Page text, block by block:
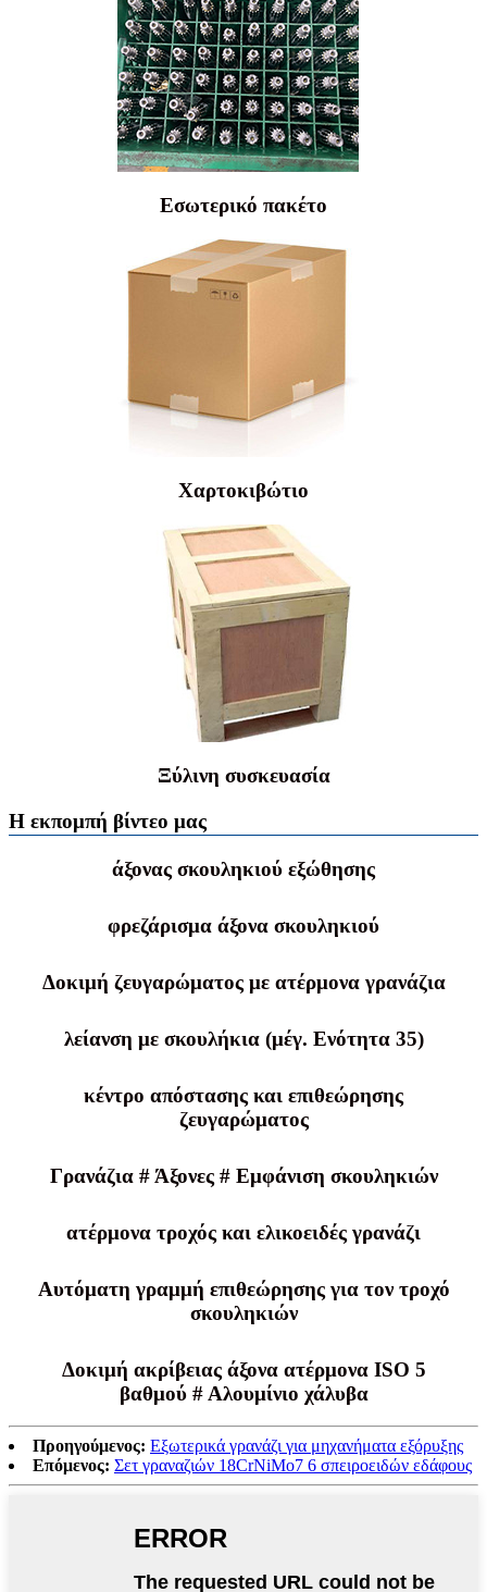
Εσωτερικό πακέτο
Χαρτοκιβώτιο
Ξύλινη συσκευασία
Η εκπομπή βίντεο μας
άξονας σκουληκιού εξώθησης
φρεζάρισμα άξονα σκουληκιού
Δοκιμή ζευγαρώματος με ατέρμονα γρανάζια
λείανση με σκουλήκια (μέγ. Ενότητα 35)
κέντρο απόστασης και επιθεώρησης
ζευγαρώματος
Γρανάζια # Άξονες # Εμφάνιση σκουληκιών
ατέρμονα τροχός και ελικοειδές γρανάζι
Αυτόματη γραμμή επιθεώρησης για τον τροχό
σκουληκιών
Δοκιμή ακρίβειας άξονα ατέρμονα ISO 5
βαθμού # Αλουμίνιο χάλυβα
Προηγούμενος: Εξωτερικά γρανάζι για μηχανήματα εξόρυξης
Επόμενος: Σετ γραναζιών 18CrNiMo7 6 σπειροειδών εδάφους